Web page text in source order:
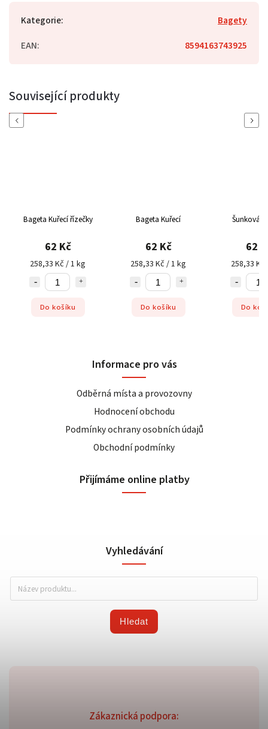
Kategorie:
Bagety
EAN: 8594163743925
Související produkty
Previous
Bageta Kuřecí řízečky
62 Kč
258,33 Kč / 1 kg
Do košíku
Bageta Kuřecí
62 Kč
258,33 Kč / 1 kg
Do košíku
Šunková
62
258,33
Do
Next
Zákaznická podpora:
Informace pro vás
Odběrná místa a provozovny
Hodnocení obchodu
Podmínky ochrany osobních údajů
Obchodní podmínky
Přijímáme online platby
Vyhledávání
Hledat